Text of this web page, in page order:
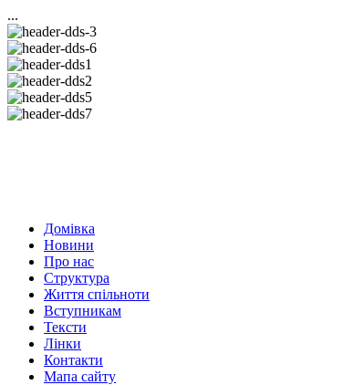
...
Домівка
Новини
Про нас
Структура
Життя спільноти
Вступникам
Тексти
Лінки
Контакти
Мапа сайту